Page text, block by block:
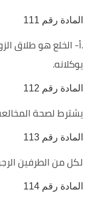
المادة رقم 111
.أ- الخلع هو طلاق
يوكلانه.
المادة رقم 112
يشترط لصحة
المادة رقم 113
لكل من الطرفين
المادة رقم 114